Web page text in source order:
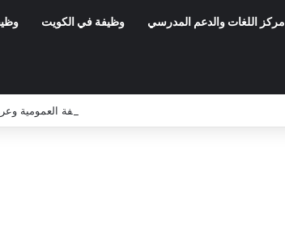
وظيفة في الكويت مركز اللغات والدعم المدرسي
مناظرات الوظيفة العمومية